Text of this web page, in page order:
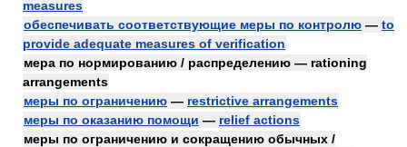
measures
обеспечивать соответствующие меры по контролю — to
provide adequate measures of verification
мера по нормированию / распределению — rationing
arrangements
меры по ограничению — restrictive arrangements
меры по оказанию помощи — relief actions
меры по ограничению и сокращению обычных /